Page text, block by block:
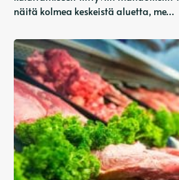
näitä kolmea keskeistä aluetta, me…